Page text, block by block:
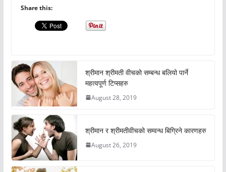
Share this:
श्रीमान श्रीमती वीचको सम्बन्ध बलियो पार्ने
महत्वपूर्ण टिप्सहरु
August 28, 2019
श्रीमान र श्रीमतीवीचको सम्वन्ध बिग्रिने कारणहरु
August 26, 2019